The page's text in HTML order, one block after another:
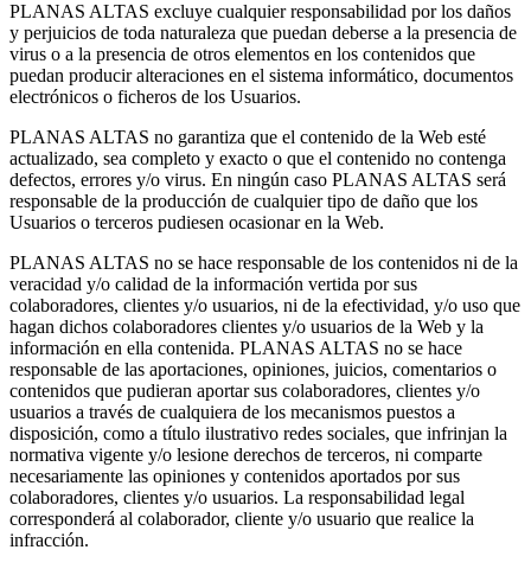
PLANAS ALTAS excluye cualquier responsabilidad por los daños
y perjuicios de toda naturaleza que puedan deberse a la presencia de
virus o a la presencia de otros elementos en los contenidos que
puedan producir alteraciones en el sistema informático, documentos
electrónicos o ficheros de los Usuarios.
PLANAS ALTAS no garantiza que el contenido de la Web esté
actualizado, sea completo y exacto o que el contenido no contenga
defectos, errores y/o virus. En ningún caso PLANAS ALTAS será
responsable de la producción de cualquier tipo de daño que los
Usuarios o terceros pudiesen ocasionar en la Web.
PLANAS ALTAS no se hace responsable de los contenidos ni de la
veracidad y/o calidad de la información vertida por sus
colaboradores, clientes y/o usuarios, ni de la efectividad, y/o uso que
hagan dichos colaboradores clientes y/o usuarios de la Web y la
información en ella contenida. PLANAS ALTAS no se hace
responsable de las aportaciones, opiniones, juicios, comentarios o
contenidos que pudieran aportar sus colaboradores, clientes y/o
usuarios a través de cualquiera de los mecanismos puestos a
disposición, como a título ilustrativo redes sociales, que infrinjan la
normativa vigente y/o lesione derechos de terceros, ni comparte
necesariamente las opiniones y contenidos aportados por sus
colaboradores, clientes y/o usuarios. La responsabilidad legal
corresponderá al colaborador, cliente y/o usuario que realice la
infracción.